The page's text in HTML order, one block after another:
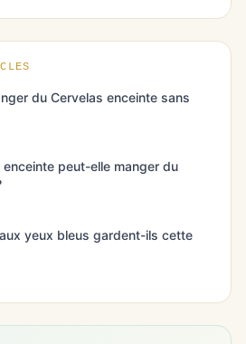
du Cervelas enceinte sans
enceinte peut-elle manger du
yeux bleus gardent-ils cette